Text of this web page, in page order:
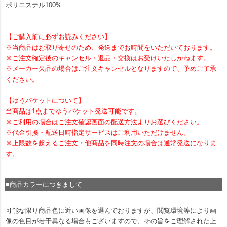
ポリエステル100%
【ご購入前に必ずお読みください】
※当商品はお取り寄せのため、発送までお時間をいただいております。
※ご注文確定後のキャンセル・返品・交換はお受けいたしかねます。
※メーカー欠品の場合はご注文キャンセルとなりますので、予めご了承
ください。
【ゆうパケットについて】
当商品は1点までゆうパケット発送可能です。
※ご利用の場合はご注文確認画面の配送方法よりお選びください。
※代金引換・配送日時指定サービスはご利用いただけません。
※上限数を超えるご注文・他商品を同時注文の場合は通常発送になりま
す。
■商品カラーにつきまして
可能な限り商品色に近い画像を選んでおりますが、閲覧環境等により画
像の色目が若干異なる場合もございますので、その旨をご理解された上